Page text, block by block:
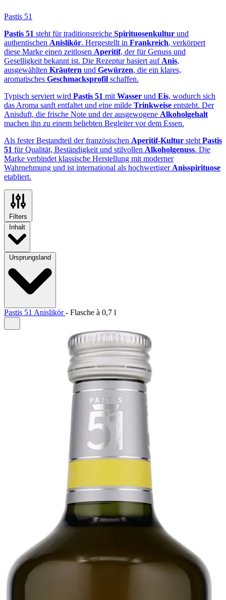
Pastis 51
Pastis 51 steht für traditionsreiche Spirituosenkultur und
authentischen Anislikör. Hergestellt in Frankreich, verkörpert
diese Marke einen zeitlosen Aperitif, der für Genuss und
Geselligkeit bekannt ist. Die Rezeptur basiert auf Anis,
ausgewählten Kräutern und Gewürzen, die ein klares,
aromatisches Geschmacksprofil schaffen.
Typisch serviert wird Pastis 51 mit Wasser und Eis, wodurch sich
das Aroma sanft entfaltet und eine milde Trinkweise entsteht. Der
Anisduft, die frische Note und der ausgewogene Alkoholgehalt
machen ihn zu einem beliebten Begleiter vor dem Essen.
Als fester Bestandteil der französischen Aperitif-Kultur steht Pastis
51 für Qualität, Beständigkeit und stilvollen Alkoholgenuss. Die
Marke verbindet klassische Herstellung mit moderner
Wahrnehmung und ist international als hochwertiger Anisspirituose
etabliert.
Filters
Inhalt
Ursprungsland
Pastis 51 Anislikör- Flasche à 0,7 l